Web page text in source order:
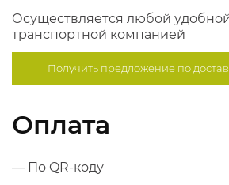
Осуществляется любой
транспортной компанией
Получить предложение по
Оплата
— По QR-коду